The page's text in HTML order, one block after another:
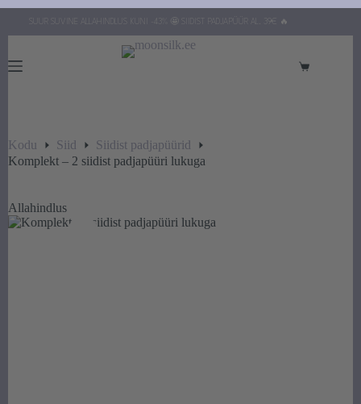
SUUR SUVINE ALLAHINDLUS KUNI -43% 🤩 SIIDIST PADJAPÜÜR AL. 39€ 🔥
Ostukorv
Kodu Siid
Siidist padjapüürid
Komplekt – 2 siidist padjapüüri lukuga
Allahindlus